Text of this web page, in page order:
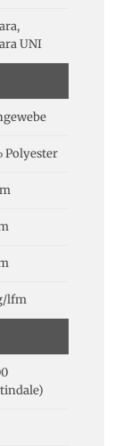
UNI
Polyester
lfm